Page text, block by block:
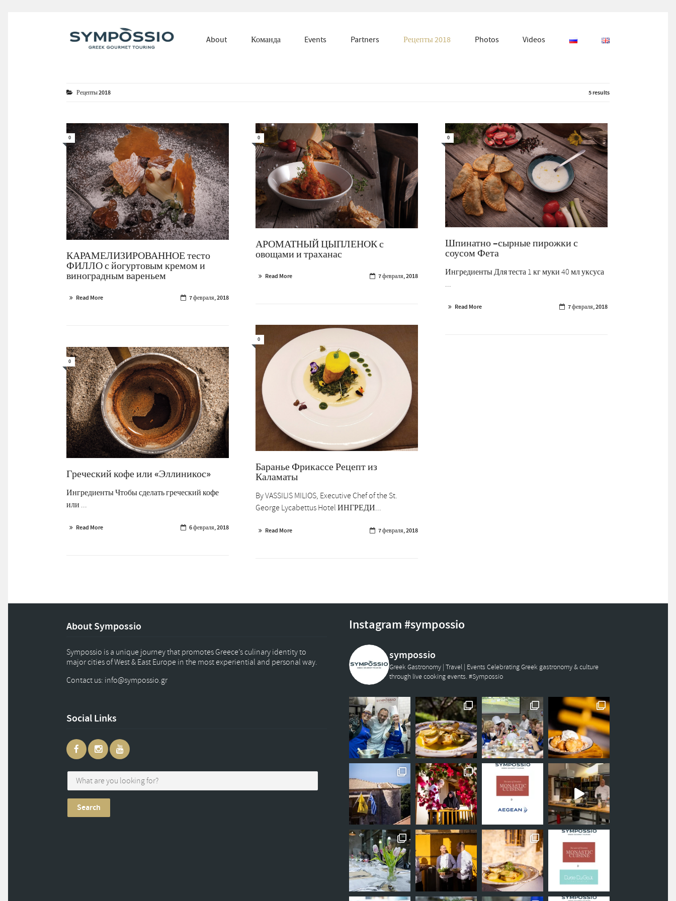
About Команда Events Partners Рецепты 2018 Photos Videos
Рецепты 2018 5 results
0
КАРАМЕЛИЗИРОВАННОЕ тесто
ФИЛЛО с йогуртовым кремом и
виноградным вареньем
Read More 7 февраля, 2018
0
АРОМАТНЫЙ ЦЫПЛЕНОК с
овощами и траханас
Read More 7 февраля, 2018
0
Шпинатно –сырные пирожки с
соусом Фета
Ингредиенты Для теста 1 кг муки 40 мл уксуса
...
Read More 7 февраля, 2018
0
Баранье Фрикассе Рецепт из
Каламаты
By VASSILIS MILIOS, Executive Chef of the St.
George Lycabettus Hotel ИНГРЕДИ...
Read More 7 февраля, 2018
0
Греческий кофе или «Эллиникос»
Ингредиенты Чтобы сделать греческий кофе
или ...
Read More 6 февраля, 2018
About Sympossio
Sympossio is a unique journey that promotes Greece’s culinary identity to
major cities of West & East Europe in the most experiential and personal way.
Contact us: info@sympossio.gr
Social Links
Instagram #sympossio
sympossio
Greek Gastronomy | Travel | Events Celebrating Greek gastronomy & culture
through live cooking events. #Sympossio